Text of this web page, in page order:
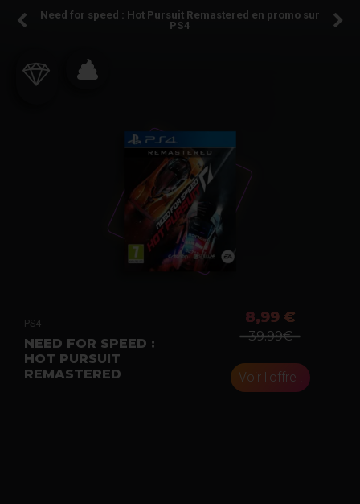
Need for speed : Hot Pursuit Remastered en promo sur
PS4
PS4
NEED FOR SPEED :
HOT PURSUIT
REMASTERED
8,99 €
39.99€
Voir l'offre !